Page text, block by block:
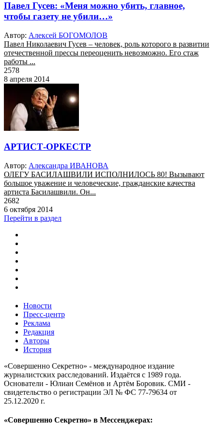
Павел Гусев: «Меня можно убить, главное,
чтобы газету не убили…»
Автор: Алексей БОГОМОЛОВ
Павел Николаевич Гусев – человек, роль которого в развитии
отечественной прессы переоценить невозможно. Его стаж
работы ...
2578
8 апреля 2014
АРТИСТ-ОРКЕСТР
Автор: Александра ИВАНОВА
ОЛЕГУ БАСИЛАШВИЛИ ИСПОЛНИЛОСЬ 80! Вызывают
большое уважение и человеческие, гражданские качества
артиста Басилашвили. Он...
2682
6 октября 2014
Перейти в раздел
Новости
Пресс-центр
Реклама
Редакция
Авторы
История
«Совершенно Секретно» - международное издание
журналистских расследований. Издаётся с 1989 года.
Основатели - Юлиан Семёнов и Артём Боровик. CМИ -
свидетельство о регистрации ЭЛ № ФС 77-79634 от
25.12.2020 г.
«Совершенно Секретно» в Мессенджерах: